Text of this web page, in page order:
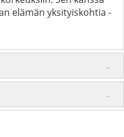
elämän yksityiskohtia -